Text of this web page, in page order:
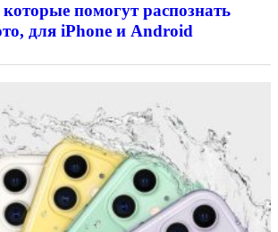
помогут распознать
для iPhone и Android